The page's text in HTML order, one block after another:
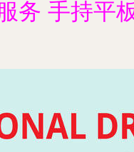
务 手持平